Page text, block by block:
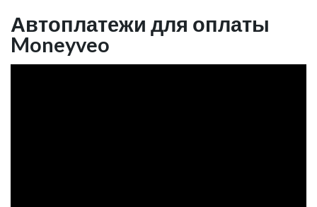
Автоплатежи для оплаты
Moneyveo